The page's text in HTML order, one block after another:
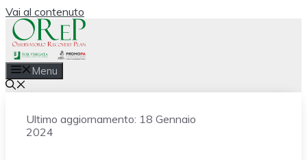
Vai al contenuto
Menu
Ultimo aggiornamento: 18 Gennaio
2024